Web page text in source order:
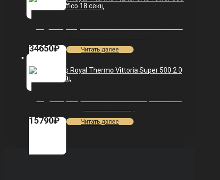
34650₽ Читать далее
15790₽ Читать далее